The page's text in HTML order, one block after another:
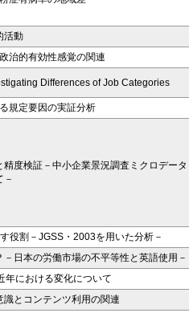
活動
治的有効性感覚の関連
Differences of Job Categories
規定要因の実証分析
度検証－中小企業景況調査ミクロデータ
－
役割－JGSS・2003を用いた分析－
日本の労働市場の不平等性と英語使用－
年における変化について
とコンテンツ利用の関連